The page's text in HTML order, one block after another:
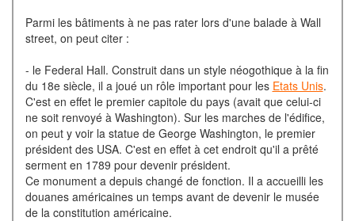
Parmi les bâtiments à ne pas rater lors d'une balade à Wall
street, on peut citer :
- le Federal Hall. Construit dans un style néogothique à la fin
du 18e siècle, il a joué un rôle important pour les Etats Unis.
C'est en effet le premier capitole du pays (avait que celui-ci
ne soit renvoyé à Washington). Sur les marches de l'édifice,
on peut y voir la statue de George Washington, le premier
président des USA. C'est en effet à cet endroit qu'il a prêté
serment en 1789 pour devenir président.
Ce monument a depuis changé de fonction. Il a accueilli les
douanes américaines un temps avant de devenir le musée
de la constitution américaine.